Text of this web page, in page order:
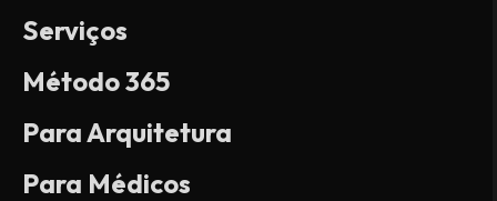
Serviços
Método 365
Para Arquitetura
Para Médicos